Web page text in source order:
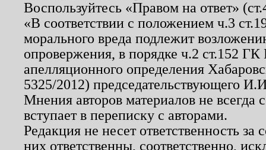
Воспользуйтесь «Правом на ответ»
«В соответствии с положением ч.3
морального вреда подлежит
опровержения, в порядке ч.2 ст.152
апелляционного определения
5325/2012) председательствующего
Мнения авторов материалов не
вступает в переписку с авторами.
Редакция не несет ответственность
них ответственны, соответственно,